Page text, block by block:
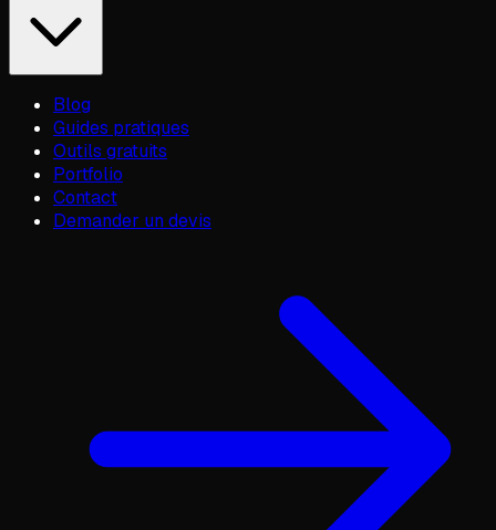
Blog
Guides pratiques
Outils gratuits
Portfolio
Contact
Demander un devis